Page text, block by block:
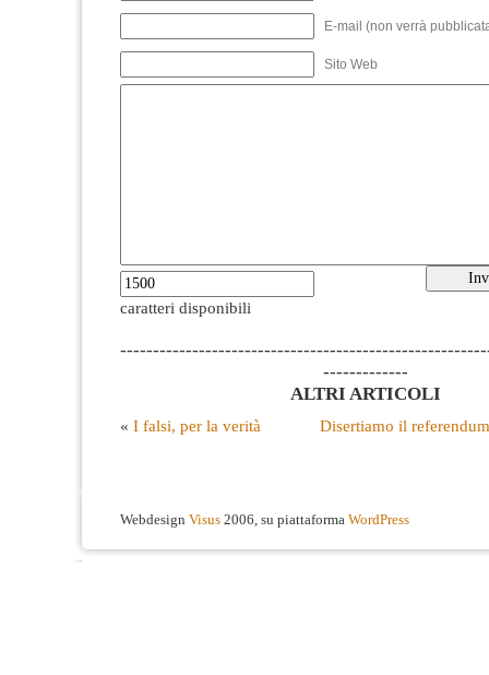
E-mail (non verrà
Sito Web
caratteri disponibili
-------------
ALTRI ARTICOLI
« I falsi, per la verità Disertiamo il
Webdesign Visus 2006, su piattaforma WordPress